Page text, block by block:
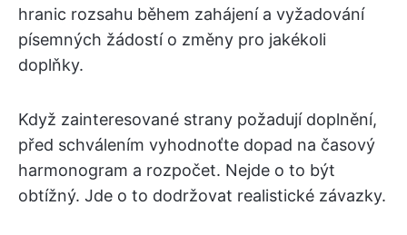
hranic rozsahu během zahájení a vyžadování
písemných žádostí o změny pro jakékoli
doplňky.
Když zainteresované strany požadují doplnění,
před schválením vyhodnoťte dopad na časový
harmonogram a rozpočet. Nejde o to být
obtížný. Jde o to dodržovat realistické závazky.